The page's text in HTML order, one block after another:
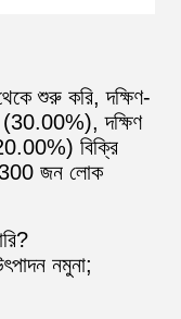
শুরু করি, দক্ষিণ-
(30.00%), দক্ষিণ
বিক্রি
300 জন লোক
নমুনা;